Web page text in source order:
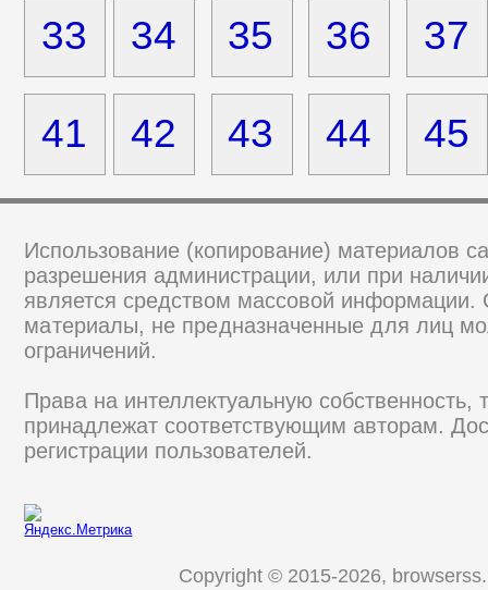
Использование (копирование) материалов
разрешения администрации, или при
является средством массовой информации.
материалы, не предназначенные для лиц
ограничений.
Права на интеллектуальную собственность,
принадлежат соответствующим авторам.
регистрации пользователей.
Copyright © 2015-2026,
33 34 37
35 36
41 42 43 44 45